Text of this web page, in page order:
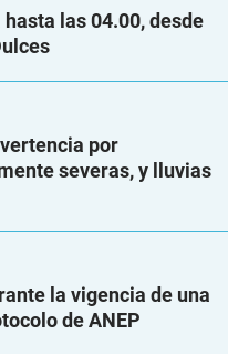
las 04.00, desde
por
severas, y lluvias
la vigencia de una
de ANEP